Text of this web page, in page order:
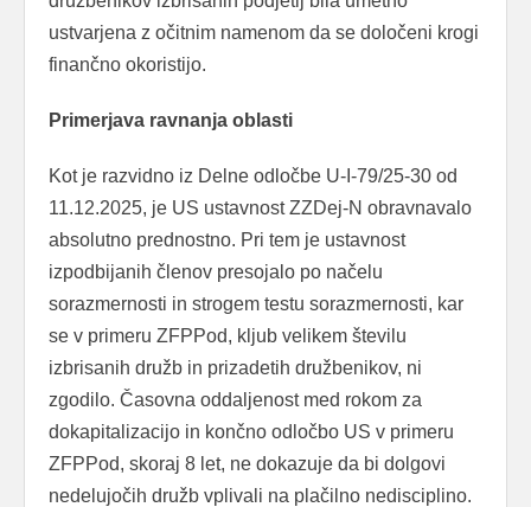
ustvarjena z očitnim namenom da se določeni krogi
finančno okoristijo.
Primerjava ravnanja oblasti
Kot je razvidno iz Delne odločbe U-I-79/25-30 od
11.12.2025, je US ustavnost ZZDej-N obravnavalo
absolutno prednostno. Pri tem je ustavnost
izpodbijanih členov presojalo po načelu
sorazmernosti in strogem testu sorazmernosti, kar
se v primeru ZFPPod, kljub velikem številu
izbrisanih družb in prizadetih družbenikov, ni
zgodilo. Časovna oddaljenost med rokom za
dokapitalizacijo in končno odločbo US v primeru
ZFPPod, skoraj 8 let, ne dokazuje da bi dolgovi
nedelujočih družb vplivali na plačilno nedisciplino.